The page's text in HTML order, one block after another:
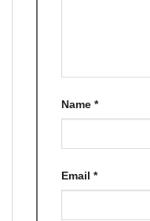
Name *
Email *